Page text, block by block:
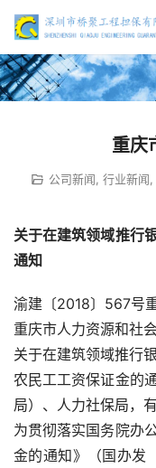
重庆
公司新闻 行业新闻
关于在建筑领域推行
通知
渝建〔2018〕567号
重庆市人力资源和社
关于在建筑领域推行
农民工工资保证金的
局）、人力社保局，有
为贯彻落实国务院办
金的通知》（国办发